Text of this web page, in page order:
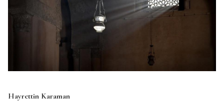
Hayrettin Karaman